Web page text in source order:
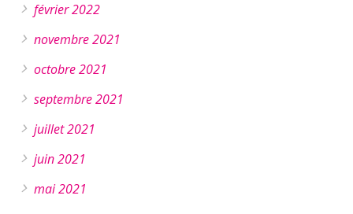
février 2022
novembre 2021
octobre 2021
septembre 2021
juillet 2021
juin 2021
mai 2021